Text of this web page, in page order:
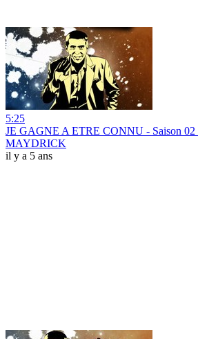
5:25
JE GAGNE A ETRE CONNU - Saison 02
MAYDRICK
il y a 5 ans